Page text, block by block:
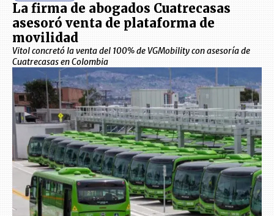
La firma de abogados Cuatrecasas
asesoró venta de plataforma de
movilidad
Vitol concretó la venta del 100% de VGMobility con asesoría de
Cuatrecasas en Colombia